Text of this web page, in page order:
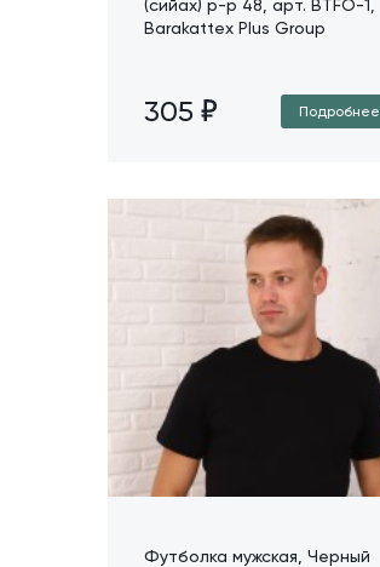
(сийах) р-р 48, арт. BTFO-1,
Barakattex Plus Group
305 Подробнее
Футболка мужская, Черный